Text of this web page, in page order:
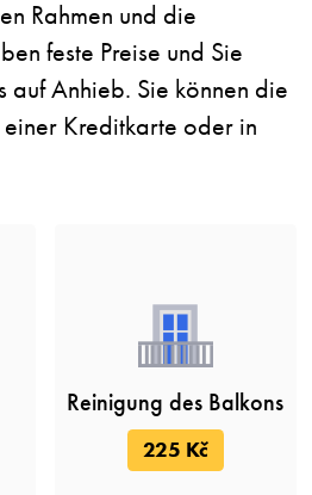
Rahmen und die
feste Preise und Sie
auf Anhieb. Sie können die
einer Kreditkarte oder in
Reinigung des Balkons
225 Kč